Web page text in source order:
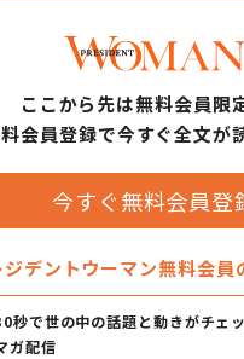
ここから先は無料会員限
会員登録で今すぐ全文が
今すぐ無料会員登
ジデントウーマン無料会員
秒で世の中の話題と動きがチェ
ガ配信